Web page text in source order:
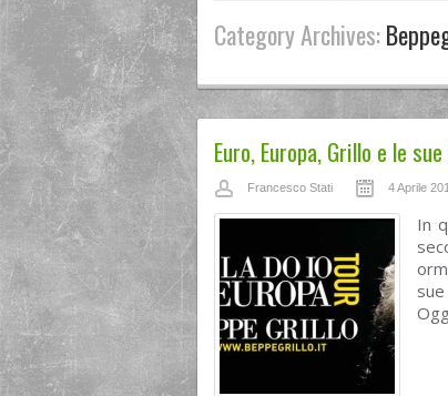
Category Archives:
Euro, Europa, Grillo e le
Francesco Stati 4 Aprile
In